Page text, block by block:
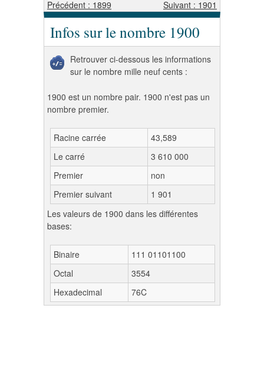
Précédent : 1899 Suivant : 1901
Infos sur le nombre 1900
Retrouver ci-dessous les informations
sur le nombre mille neuf cents :
1900 est un nombre pair. 1900 n'est pas un
nombre premier.
Racine carrée
43,589
Le carré
3 610 000
Premier
non
Premier suivant
1 901
Les valeurs de 1900 dans les différentes
bases:
Binaire
111 01101100
Octal
3554
Hexadecimal
76C